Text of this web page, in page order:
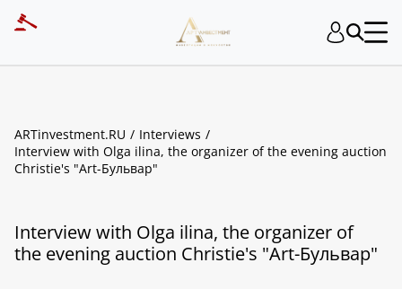
ARTinvestment.RU
Interviews
Interview with Olga ilina, the organizer of the evening auction
Christie's "Art-Бульвар"
Interview with Olga ilina, the organizer of
the evening auction Christie's "Art-Бульвар"